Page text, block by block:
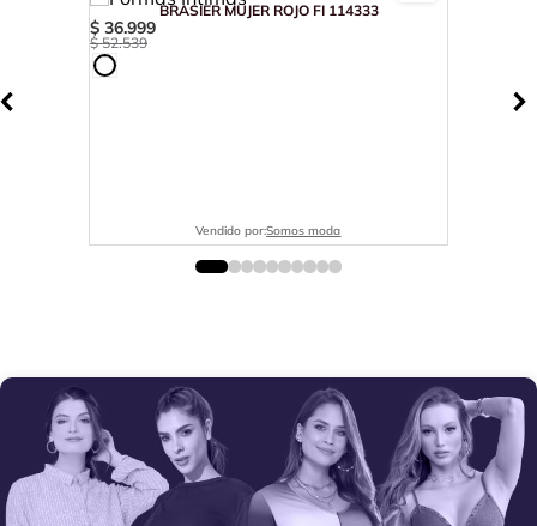
BRASIER MUJER ROJO FI 114333
$ 36.999
$ 52.539
Vendido por:Somos moda